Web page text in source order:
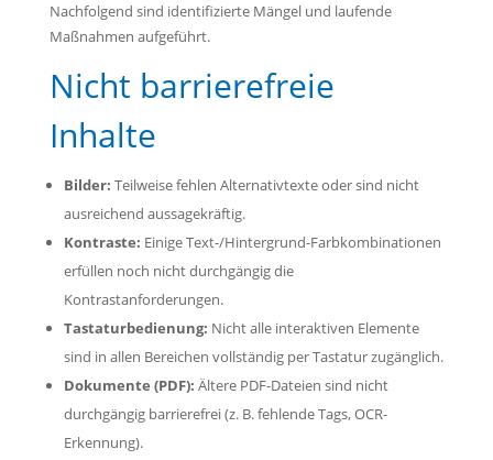
Nachfolgend sind identifizierte Mängel und laufende
Maßnahmen aufgeführt.
Nicht barrierefreie
Inhalte
Bilder: Teilweise fehlen Alternativtexte oder sind nicht
ausreichend aussagekräftig.
Kontraste: Einige Text-/Hintergrund-Farbkombinationen
erfüllen noch nicht durchgängig die
Kontrastanforderungen.
Tastaturbedienung: Nicht alle interaktiven Elemente
sind in allen Bereichen vollständig per Tastatur zugänglich.
Dokumente (PDF): Ältere PDF-Dateien sind nicht
durchgängig barrierefrei (z. B. fehlende Tags, OCR-
Erkennung).